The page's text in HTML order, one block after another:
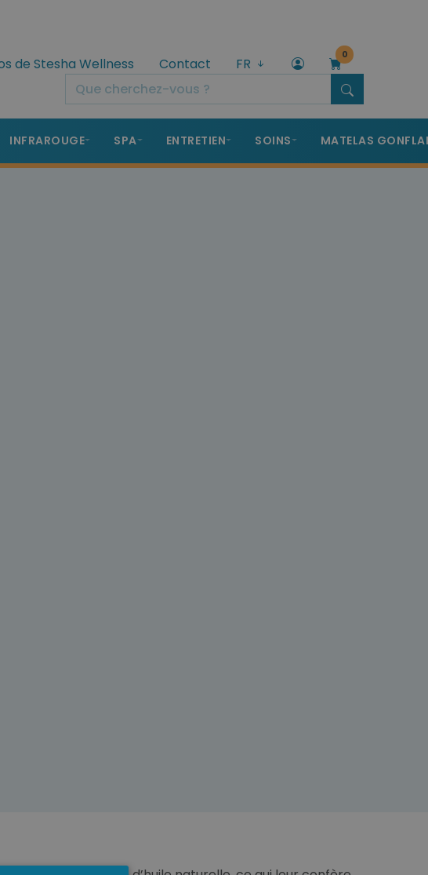
de Stesha Wellness Contact FR
0
INFRAROUGE SPA ENTRETIEN SOINS MATELAS